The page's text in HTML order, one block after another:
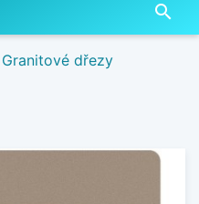
search
Granitové dřezy